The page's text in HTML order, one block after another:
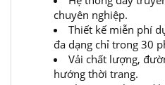
chuyên nghiệp.
Thiết kế miễn phí
đa dạng chỉ trong 30
Vải chất lượng,
hướng thời trang.